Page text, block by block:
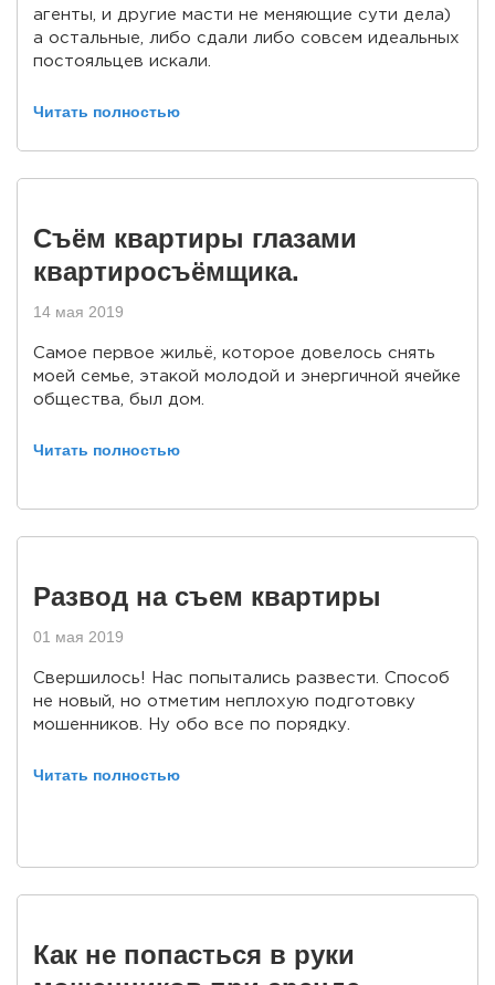
агенты, и другие масти не меняющие сути дела)
а остальные, либо сдали либо совсем идеальных
постояльцев искали.
Читать полностью
Съём квартиры глазами
квартиросъёмщика.
14 мая 2019
Самое первое жильё, которое довелось снять
моей семье, этакой молодой и энергичной ячейке
общества, был дом.
Читать полностью
Развод на съем квартиры
01 мая 2019
Свершилось! Нас попытались развести. Способ
не новый, но отметим неплохую подготовку
мошенников. Ну обо все по порядку.
Читать полностью
Как не попасться в руки